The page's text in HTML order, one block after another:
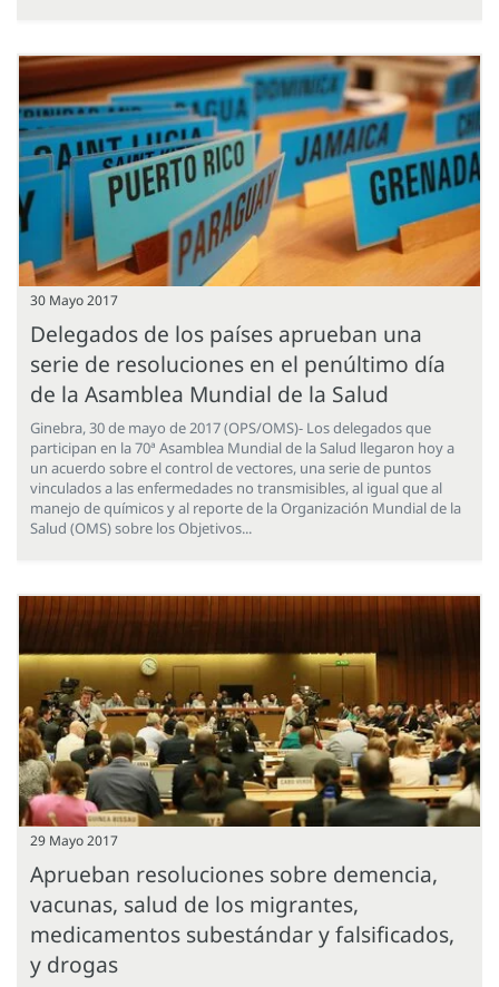
30 Mayo 2017
Delegados de los países aprueban una
serie de resoluciones en el penúltimo día
de la Asamblea Mundial de la Salud
Ginebra, 30 de mayo de 2017 (OPS/OMS)- Los delegados que
participan en la 70ª Asamblea Mundial de la Salud llegaron hoy a
un acuerdo sobre el control de vectores, una serie de puntos
vinculados a las enfermedades no transmisibles, al igual que al
manejo de químicos y al reporte de la Organización Mundial de la
Salud (OMS) sobre los Objetivos...
29 Mayo 2017
Aprueban resoluciones sobre demencia,
vacunas, salud de los migrantes,
medicamentos subestándar y falsificados,
y drogas